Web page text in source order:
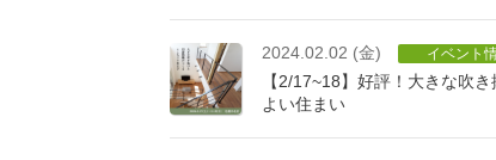
2024.02.02 (金) イベント
【2/17~18】好評！大きな吹
よい住まい